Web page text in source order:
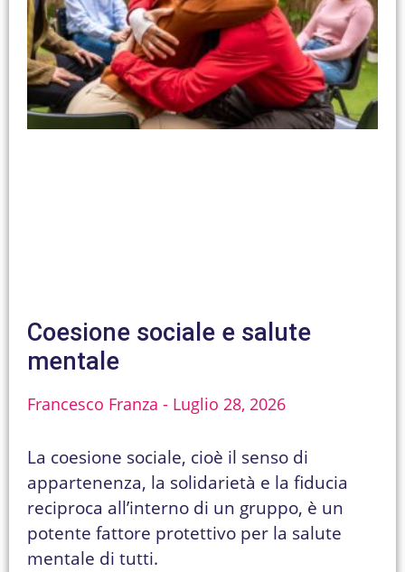
Coesione sociale e salute
mentale
Francesco Franza Luglio 28, 2026
La coesione sociale, cioè il senso di
appartenenza, la solidarietà e la fiducia
reciproca all’interno di un gruppo, è un
potente fattore protettivo per la salute
mentale di tutti.